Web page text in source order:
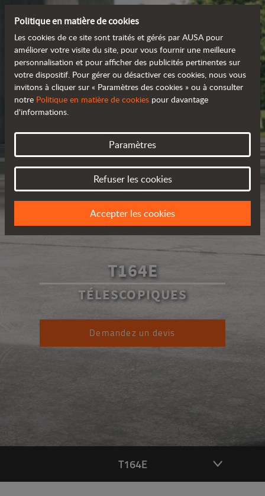
T164E
TÉLESCOPIQUES
Demandez un devis
T164E
Politique en matière de cookies
Les cookies de ce site sont traités et gérés par AUSA pour
améliorer votre visite du site, pour vous fournir une meilleure
personnalisation et pour afficher des publicités pertinentes sur
votre dispositif. Pour gérer ou désactiver ces cookies, nous vous
invitons à cliquer sur « Paramètres des cookies » ou à consulter
notre Politique en matière de cookies pour davantage
d'informations.
Paramètres
Refuser les cookies
Accepter les cookies